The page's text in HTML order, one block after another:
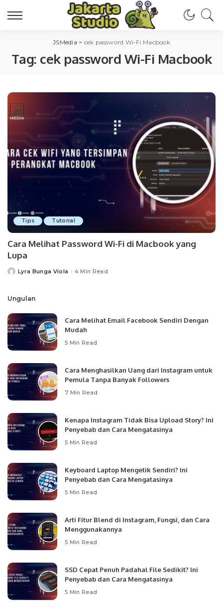
JSMedia > cek password Wi-Fi Macbook
Tag: cek password Wi-Fi Macbook
Tips Tutorial
Cara Melihat Password Wi-Fi di Macbook yang
Lupa
PostedLyra Bunga Viola 4 Min Read
Ungulan
Cara Melihat Email Facebook Sendiri Dengan
Mudah
5 Min Read
Cara Menghasilkan Uang dari Instagram untuk
Pemula Tanpa Banyak Followers
7 Min Read
Kenapa Instagram Tidak Bisa Upload Story? Ini
Penyebab dan Cara Mengatasinya
5 Min Read
Keyboard Laptop Mengetik Sendiri? Ini
Penyebab dan Cara Mengatasinya
5 Min Read
Arti Fitur Blend di Instagram, Fungsi, dan Cara
Menggunakannya
5 Min Read
SSD Cepat Penuh Padahal File Sedikit? Ini
Penyebab dan Cara Mengatasinya
5 Min Read